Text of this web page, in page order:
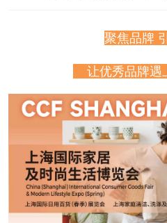
聚焦品牌
让优秀品牌遇